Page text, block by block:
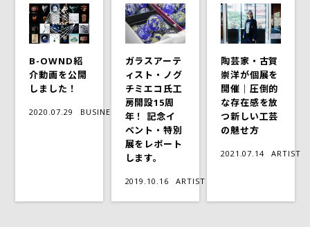
B-OWND紹
介動画を公開
しました！
2020.07.29 BUSINESS
ガラスアーテ
ィスト・ノグ
チミエコ氏工
房開設15周
年！ 記念イ
ベント・特別
展をレポート
します。
2019.10.16 ARTIST
陶芸家・古賀
崇洋が個展を
開催｜圧倒的
な存在感を放
つ新しい工芸
の魅せ方
2021.07.14 ARTIST